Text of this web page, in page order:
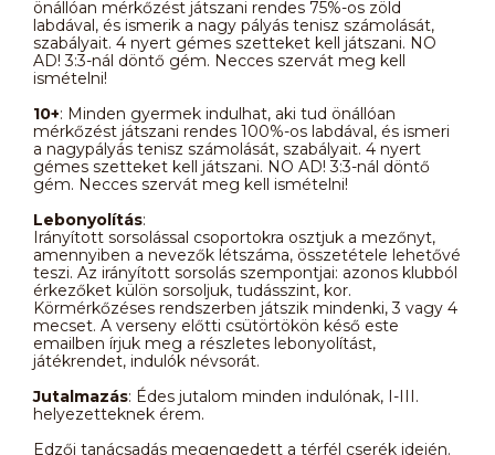
önállóan mérkőzést játszani rendes 75%-os zöld
labdával, és ismerik a nagy pályás tenisz számolását,
szabályait. 4 nyert gémes szetteket kell játszani. NO
AD! 3:3-nál döntő gém. Necces szervát meg kell
ismételni!
10+: Minden gyermek indulhat, aki tud önállóan
mérkőzést játszani rendes 100%-os labdával, és ismeri
a nagypályás tenisz számolását, szabályait. 4 nyert
gémes szetteket kell játszani. NO AD! 3:3-nál döntő
gém. Necces szervát meg kell ismételni!
Lebonyolítás:
Irányított sorsolással csoportokra osztjuk a mezőnyt,
amennyiben a nevezők létszáma, összetétele lehetővé
teszi. Az irányított sorsolás szempontjai: azonos klubból
érkezőket külön sorsoljuk, tudásszint, kor.
Körmérkőzéses rendszerben játszik mindenki, 3 vagy 4
mecset. A verseny előtti csütörtökön késő este
emailben írjuk meg a részletes lebonyolítást,
játékrendet, indulók névsorát.
Jutalmazás: Édes jutalom minden indulónak, I-III.
helyezetteknek érem.
Edzői tanácsadás megengedett a térfél cserék idején.